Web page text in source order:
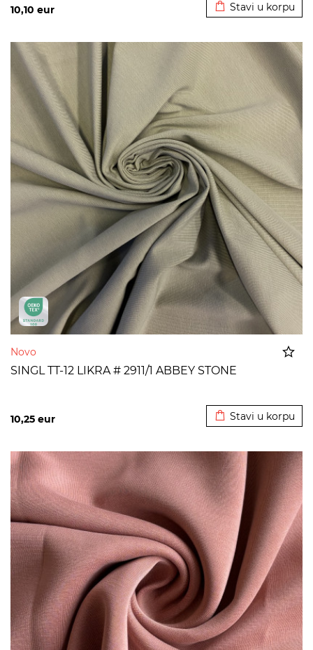
10,10 eur Stavi u korpu
Novo
SINGL TT-12 LIKRA # 2911/1 ABBEY STONE
10,25 eur Stavi u korpu